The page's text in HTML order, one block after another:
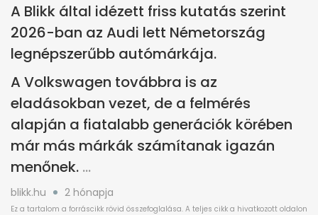
A Blikk által idézett friss kutatás szerint
2026-ban az Audi lett Németország
legnépszerűbb autómárkája.
A Volkswagen továbbra is az
eladásokban vezet, de a felmérés
alapján a fiatalabb generációk körében
már más márkák számítanak igazán
menőnek.
blikk.hu 2 hónapja